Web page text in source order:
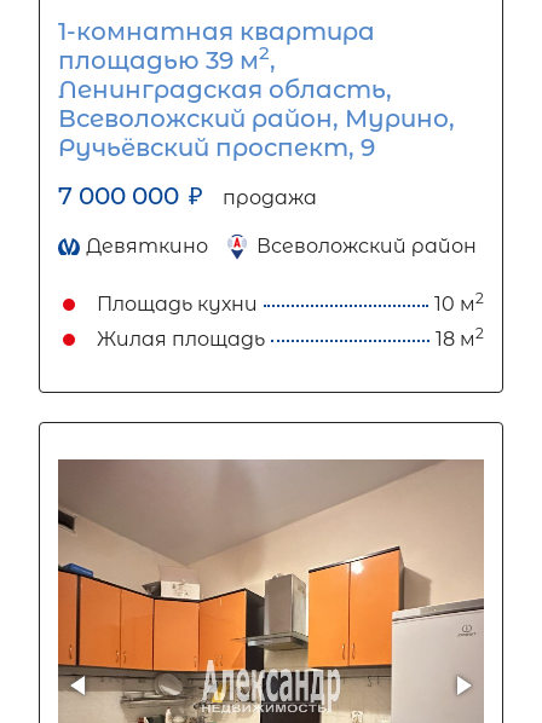
1-комнатная квартира
площадью 39 м2,
Ленинградская область,
Всеволожский район, Мурино,
Ручьёвский проспект, 9
7 000 000 ₽ продажа
Девяткино Всеволожский район
Площадь кухни 10 м2
Жилая площадь 18 м2